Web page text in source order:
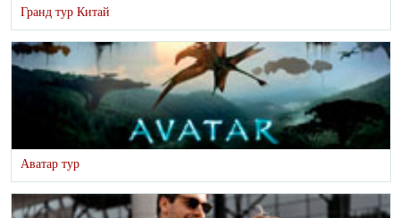
Гранд тур Китай
Аватар тур